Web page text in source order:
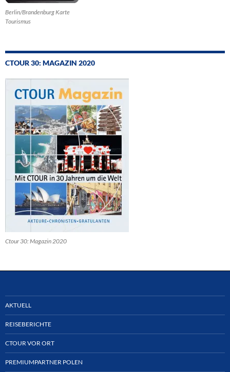
Berlin/Brandenburg Karte
Tourismus
CTOUR 30: MAGAZIN 2020
Ctour 30: Magazin 2020
AKTUELL
REISEBERICHTE
CTOUR VOR ORT
PREMIUMPARTNER POLEN